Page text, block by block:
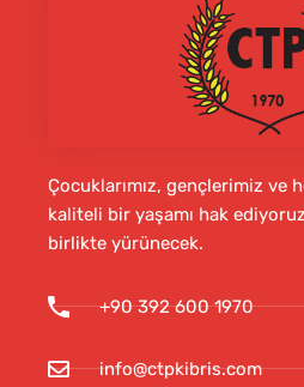
Çocuklarımız, gençlerimiz ve
kaliteli bir yaşamı hak
birlikte yürünecek.
+90 392 600 1970
info@ctpkibris.com